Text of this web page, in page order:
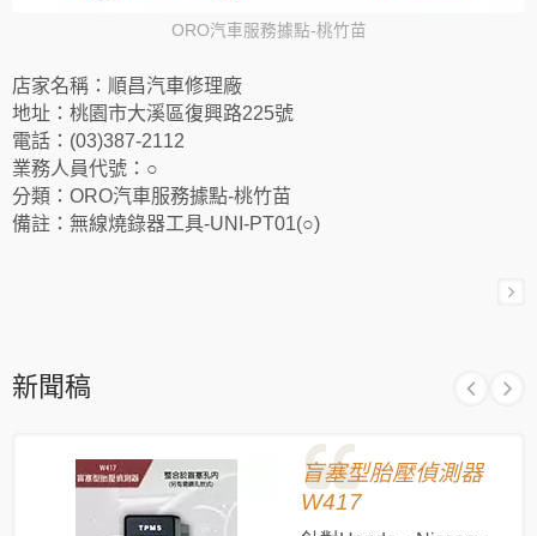
ORO汽車服務據點-桃竹苗
店家名稱：順昌汽車修理廠
地址：桃園市大溪區復興路225號
電話：(03)387-2112
業務人員代號：○
分類：ORO汽車服務據點-桃竹苗
備註：無線燒錄器工具-UNI-PT01(○)
新聞稿
盲塞型胎壓偵測器
W417